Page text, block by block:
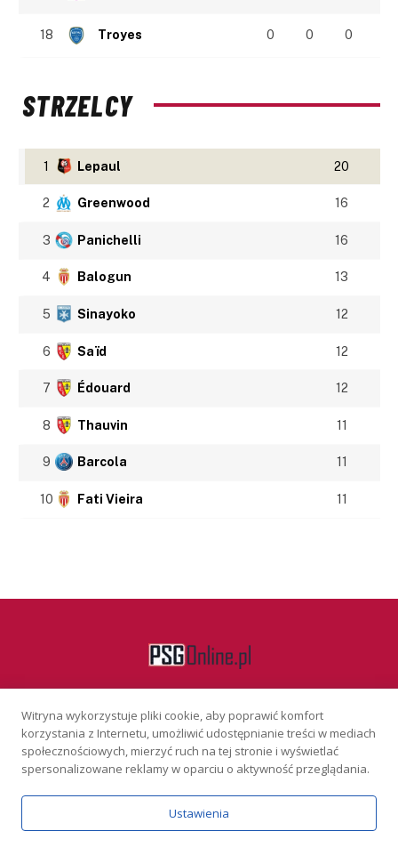
18 Troyes 0 0 0
STRZELCY
1 Lepaul 20
2 Greenwood 16
3 Panichelli 16
4 Balogun 13
5 Sinayoko 12
6 Saïd 12
7 Édouard 12
8 Thauvin 11
9 Barcola 11
10 Fati Vieira 11
Facebook
KONTAKT REKLAMA POLITYKA PRYWATNOŚCI
Serwis wyłącznie dla osób powyżej 18 lat. Hazard może uzależniać.
Graj odpowiedzialnie.Szczegóły
Witryna wykorzystuje pliki cookie, aby poprawić komfort
korzystania z Internetu, umożliwić udostępnianie treści w mediach
społecznościowych, mierzyć ruch na tej stronie i wyświetlać
spersonalizowane reklamy w oparciu o aktywność przeglądania.
Ustawienia